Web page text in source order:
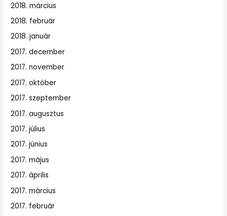
2018. március
2018. február
2018. január
2017. december
2017. november
2017. október
2017. szeptember
2017. augusztus
2017. július
2017. június
2017. május
2017. április
2017. március
2017. február